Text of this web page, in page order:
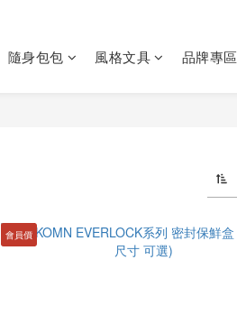
隨身包包 風格文具 品牌專區
會員價